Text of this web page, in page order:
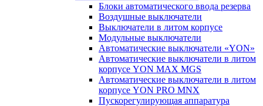
Блоки автоматического ввода резерва
Воздушные выключатели
Выключатели в литом корпусе
Модульные выключатели
Автоматические выключатели «YON»
Автоматические выключатели в литом
корпусе YON MAX MGS
Автоматические выключатели в литом
корпусе YON PRO MNX
Пускорегулирующая аппаратура